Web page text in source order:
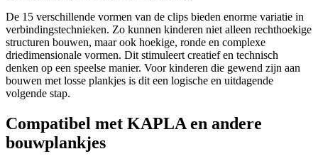
De 15 verschillende vormen van de clips bieden enorme variatie in
verbindingstechnieken. Zo kunnen kinderen niet alleen rechthoekige
structuren bouwen, maar ook hoekige, ronde en complexe
driedimensionale vormen. Dit stimuleert creatief en technisch
denken op een speelse manier. Voor kinderen die gewend zijn aan
bouwen met losse plankjes is dit een logische en uitdagende
volgende stap.
Compatibel met KAPLA en andere
bouwplankjes